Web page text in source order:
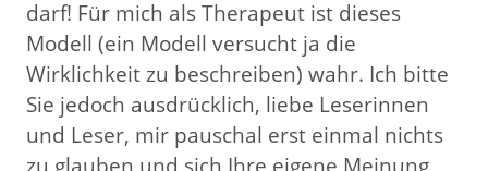
darf! Für mich als Therapeut ist dieses
Modell (ein Modell versucht ja die
Wirklichkeit zu beschreiben) wahr. Ich bitte
Sie jedoch ausdrücklich, liebe Leserinnen
und Leser, mir pauschal erst einmal nichts
zu glauben und sich Ihre eigene Meinung